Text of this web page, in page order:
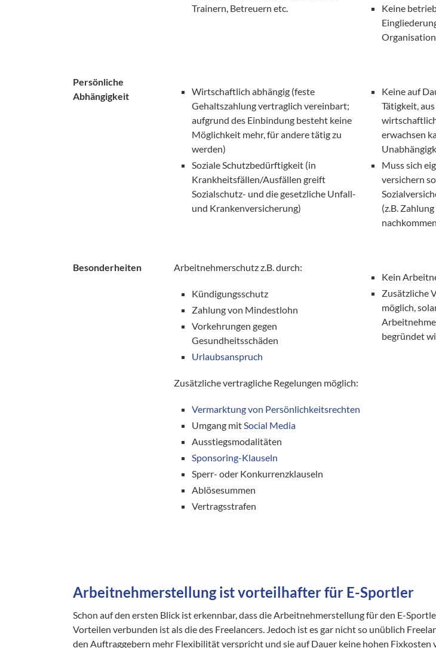
Trainern, Betreuern etc.
Keine
Organisation
Persönliche
Abhängigkeit
Wirtschaftlich abhängig (feste
Gehaltszahlung vertraglich vereinbart;
aufgrund des Einbindung besteht keine
Möglichkeit mehr, für andere tätig zu
werden)
Soziale Schutzbedürftigkeit (in
Krankheitsfällen/Ausfällen greift
Sozialschutz- und die gesetzliche Unfall-
und Krankenversicherung)
Keine auf
Tätigkeit,
erwachsen
Muss sich
versichern
(z.B.
nachkommen
Besonderheiten Arbeitnehmerschutz z.B. durch:
Kündigungsschutz
Zahlung von Mindestlohn
Vorkehrungen gegen
Gesundheitsschäden
Urlaubsanspruch
Zusätzliche vertragliche Regelungen möglich:
Vermarktung von Persönlichkeitsrechten
Umgang mitSocial Media
Ausstiegsmodalitäten
Sponsoring-Klauseln
Sperr- oder Konkurrenzklauseln
Ablösesummen
Vertragsstrafen
Kein
Zusätzliche
möglich,
begründet
Arbeitnehmerstellung ist vorteilhafter für E-Sportler
Schon auf den ersten Blick ist erkennbar, dass die Arbeitnehmerstellung für den E-
Vorteilen verbunden ist als die des Freelancers. Jedoch ist es gar nicht so unüblich
den Auftraggebern mehr Flexibilität verspricht und sie auf Dauer keine hohen Fixkosten